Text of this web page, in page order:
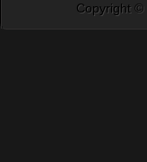
Copyright ©